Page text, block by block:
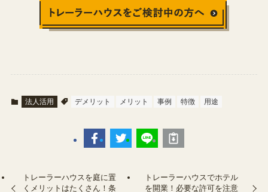
法人活用 デメリット メリット 事例 特徴 用途
トレーラーハウスを庭に置
くメリットはたくさん！条
トレーラーハウスでホテル
を開業！必要な許可を注意